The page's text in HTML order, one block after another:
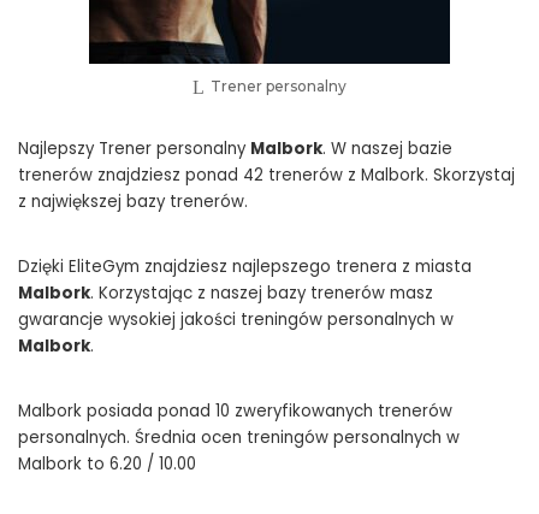
Trener personalny
Najlepszy Trener personalny Malbork. W naszej bazie
trenerów znajdziesz ponad 42 trenerów z Malbork. Skorzystaj
z największej bazy trenerów.
Dzięki EliteGym znajdziesz najlepszego trenera z miasta
Malbork. Korzystając z naszej bazy trenerów masz
gwarancje wysokiej jakości treningów personalnych w
Malbork.
Malbork posiada ponad 10 zweryfikowanych trenerów
personalnych. Średnia ocen treningów personalnych w
Malbork to 6.20 / 10.00